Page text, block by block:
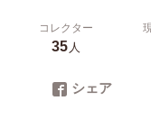
コレクター
35人
シェア